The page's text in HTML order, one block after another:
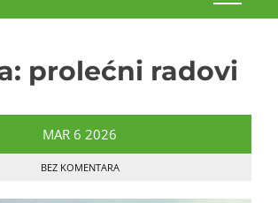
prolećni radovi
MAR 6 2026
BEZ KOMENTARA